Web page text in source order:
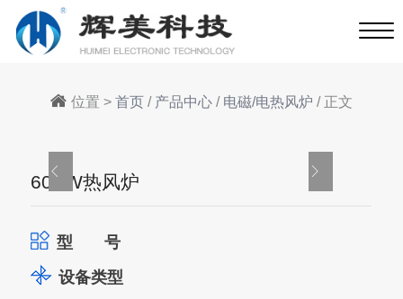
位置 > 首页/ 产品中心/ 电磁/电热风炉 / 正文
60KW热风炉
型 号
设备类型